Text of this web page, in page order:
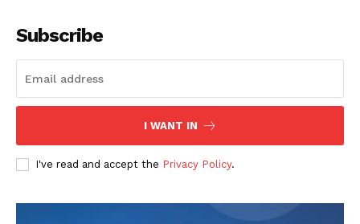
Subscribe
I WANT IN
I've read and accept the Privacy Policy.